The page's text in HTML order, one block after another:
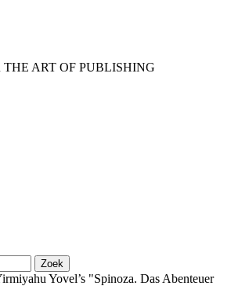
THE ART OF PUBLISHING
Yovel’s "Spinoza. Das Abenteuer